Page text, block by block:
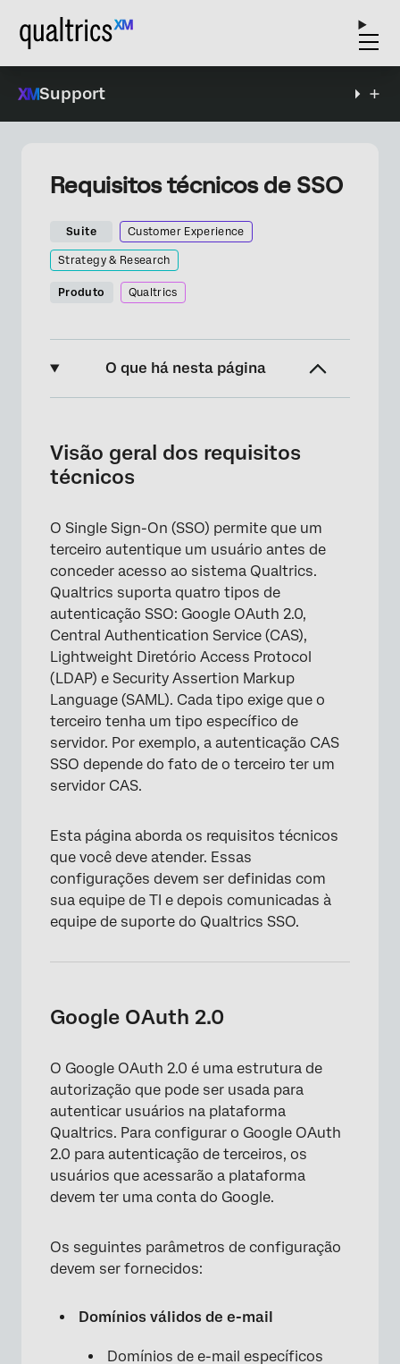
Support
Requisitos técnicos de SSO
Suite Customer Experience
Strategy & Research
Produto Qualtrics
O que há nesta página
Google OAuth 2.0
Protocolo LDAP (Lightweight Diretório
Serviço de autenticação central (CAS)
Linguagem de marcação de asserção de
segurança (SAML)
Como obter e descriptografar uma resposta
SAML
Visão geral dos requisitos
técnicos
O Single Sign-On (SSO) permite que um
terceiro autentique um usuário antes de
conceder acesso ao sistema Qualtrics.
Qualtrics suporta quatro tipos de
autenticação SSO: Google OAuth 2.0,
Central Authentication Service (CAS),
Lightweight Diretório Access Protocol
(LDAP) e Security Assertion Markup
Language (SAML). Cada tipo exige que o
terceiro tenha um tipo específico de
servidor. Por exemplo, a autenticação CAS
SSO depende do fato de o terceiro ter um
servidor CAS.
Esta página aborda os requisitos técnicos
que você deve atender. Essas
configurações devem ser definidas com
sua equipe de TI e depois comunicadas à
equipe de suporte do Qualtrics SSO.
Google OAuth 2.0
O Google OAuth 2.0 é uma estrutura de
autorização que pode ser usada para
autenticar usuários na plataforma
Qualtrics. Para configurar o Google OAuth
2.0 para autenticação de terceiros, os
usuários que acessarão a plataforma
devem ter uma conta do Google.
Os seguintes parâmetros de configuração
devem ser fornecidos:
Domínios válidos de e-mail
Domínios de e-mail específicos